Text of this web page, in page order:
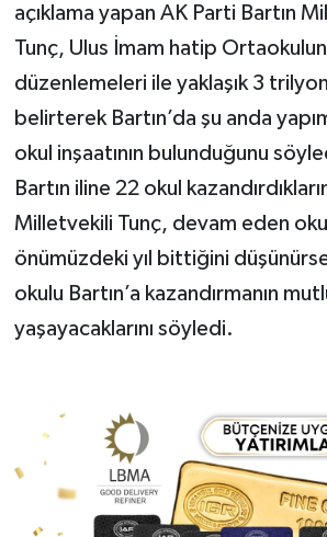
açıklama yapan AK Parti Bartın
Tunç, Ulus İmam hatip
düzenlemeleri ile yaklaşık 3
belirterek Bartın’da şu anda
okul inşaatının bulunduğunu
Bartın iline 22 okul
Milletvekili Tunç, devam eden
önümüzdeki yıl bittiğini
okulu Bartın’a kazandırmanın
yaşayacaklarını söyledi.